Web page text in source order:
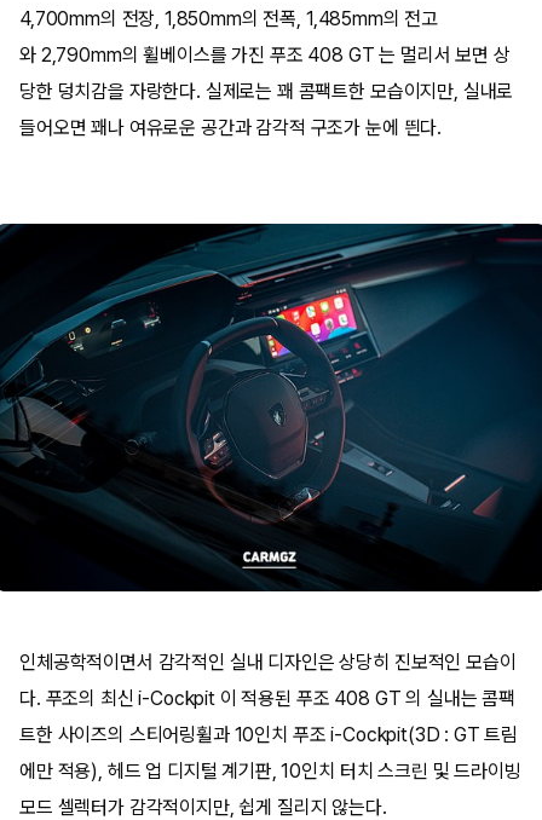
4,700mm의 전장, 1,850mm의 전폭, 1,485mm의 전고
와 2,790mm의 휠베이스를 가진 푸조 408 GT 는 멀리서 보면 상
당한 덩치감을 자랑한다. 실제로는 꽤 콤팩트한 모습이지만, 실내로
들어오면 꽤나 여유로운 공간과 감각적 구조가 눈에 띈다.
인체공학적이면서 감각적인 실내 디자인은 상당히 진보적인 모습이
다. 푸조의 최신 i-Cockpit 이 적용된 푸조 408 GT 의 실내는 콤팩
트한 사이즈의 스티어링휠과 10인치 푸조 i-Cockpit(3D : GT 트림
에만 적용), 헤드 업 디지털 계기판, 10인치 터치 스크린 및 드라이빙
모드 셀렉터가 감각적이지만, 쉽게 질리지 않는다.